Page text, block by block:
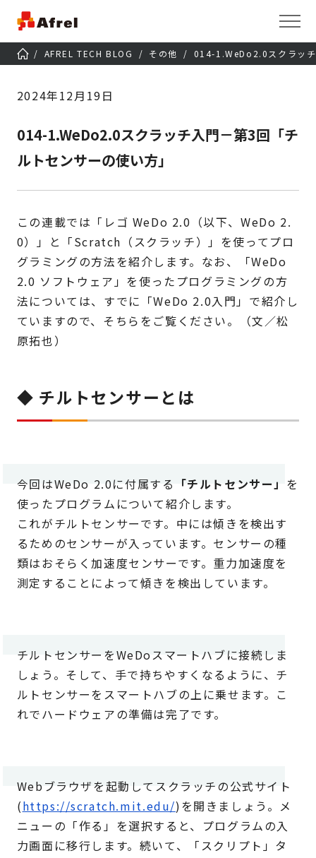
AFREL TECH BLOG その他 014-1.WeDo2.0スクラッ
2024年12月19日
014-1.WeDo2.0スクラッチ入門－第3回「チ
ルトセンサーの使い方」
この連載では「レゴ WeDo 2.0（以下、WeDo 2.
0）」と「Scratch（スクラッチ）」を使ってプロ
グラミングの方法を紹介します。なお、「WeDo
2.0 ソフトウェア」を使ったプログラミングの方
法については、すでに「WeDo 2.0入門」で紹介し
ていますので、そちらをご覧ください。（文／松
原拓也）
◆ チルトセンサーとは
今回はWeDo 2.0に付属する 「チルトセンサー」 を
使ったプログラムについて紹介します。
これがチルトセンサーです。中には傾きを検出す
るためのセンサーが入っています。センサーの種
類はおそらく加速度センサーです。重力加速度を
測定することによって傾きを検出しています。
チルトセンサーをWeDoスマートハブに接続しま
しょう。そして、手で持ちやすくなるように、チ
ルトセンサーをスマートハブの上に乗せます。こ
れでハードウェアの準備は完了です。
Webブラウザを起動してスクラッチの公式サイト
(https://scratch.mit.edu/)を開きましょう。メ
ニューの「作る」を選択すると、プログラムの入
力画面に移行します。続いて、「スクリプト」タ